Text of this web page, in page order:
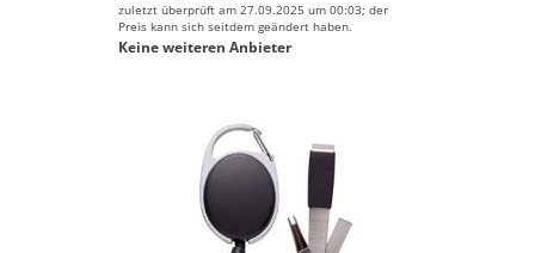
TOGEVAL
zuletzt überprüft am 27.09.2025 um 00:03; der
Preis kann sich seitdem geändert haben.
Keine weiteren Anbieter